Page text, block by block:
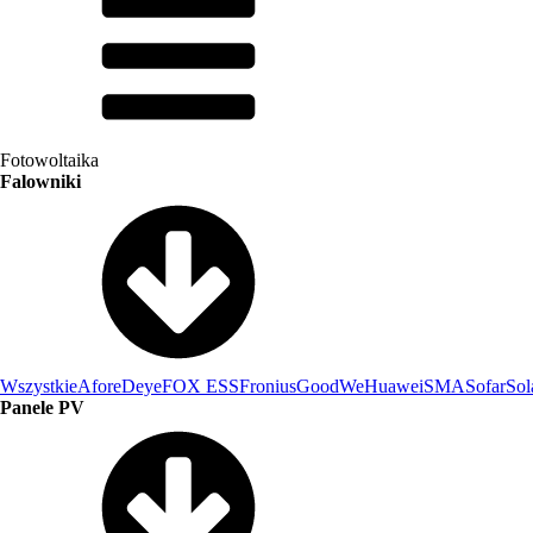
Fotowoltaika
Falowniki
WszystkieAforeDeyeFOX ESSFroniusGoodWeHuaweiSMASofar
Panele PV